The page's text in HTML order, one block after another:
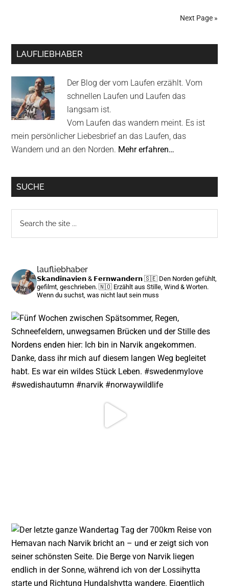
Magie
Trailer
Next Page »
Primary
LAUFLIEBHABER
Der Blog der vom Laufen erzählt. Vom
schnellen Laufen und Laufen das
langsam ist.
Vom Laufen das wandern meint. Es ist
mein persönlicher Liebesbrief an das Laufen, das
Wandern und an den Norden. Mehr erfahren…
SUCHE
the
laufliebhaber
𝗦𝗸𝗮𝗻𝗱𝗶𝗻𝗮𝘃𝗶𝗲𝗻 & 𝗙𝗲𝗿𝗻𝘄𝗮𝗻𝗱𝗲𝗿𝗻 🇸🇪 Den Norden gefühlt,
gefilmt, geschrieben. 🇳🇴 Erzählt aus Stille, Wind & Worten.
Wenn du suchst, was nicht laut sein muss